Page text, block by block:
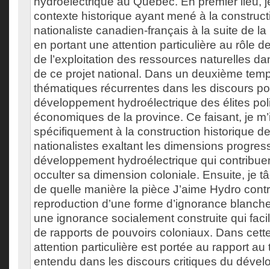
contexte historique ayant mené à la
nationaliste canadien-français à la suite de
en portant une attention particulière au rôle
de l’exploitation des ressources naturelles
de ce projet national. Dans un deuxième
thématiques récurrentes dans les discours
développement hydroélectrique des élites
économiques de la province. Ce faisant, je
spécifiquement à la construction historique
nationalistes exaltant les dimensions
développement hydroélectrique qui
occulter sa dimension coloniale. Ensuite, je
de quelle manière la pièce J’aime Hydro
reproduction d’une forme d’ignorance
une ignorance socialement construite qui
de rapports de pouvoirs coloniaux. Dans
attention particulière est portée au rapport au
entendu dans les discours critiques du